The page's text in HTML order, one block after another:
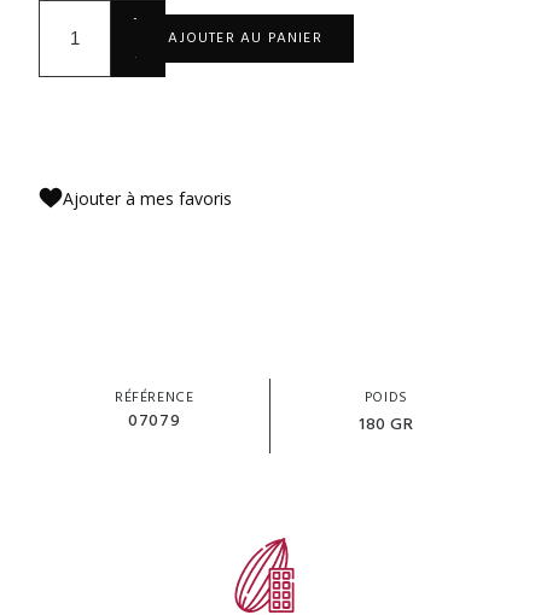
+
-
AJOUTER AU PANIER
Ajouter à mes favoris
RÉFÉRENCE
07079
POIDS
180 GR